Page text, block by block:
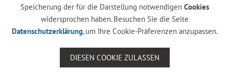
Speicherung der für die Darstellung notwendigen Cookies
widersprochen haben. Besuchen Sie die Seite
Datenschutzerklärung, um Ihre Cookie-Präferenzen anzupassen.
DIESEN COOKIE ZULASSEN